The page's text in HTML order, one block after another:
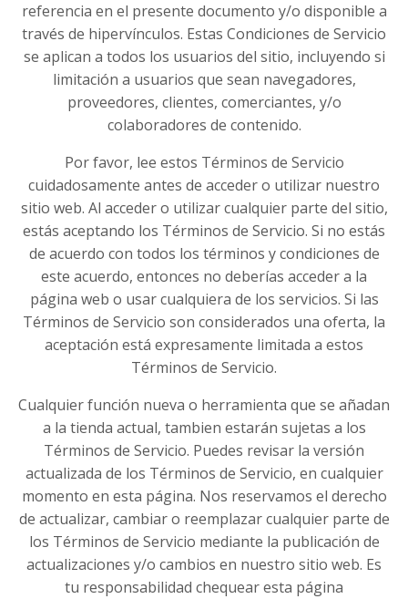
referencia en el presente documento y/o disponible a
través de hipervínculos. Estas Condiciones de Servicio
se aplican a todos los usuarios del sitio, incluyendo si
limitación a usuarios que sean navegadores,
proveedores, clientes, comerciantes, y/o
colaboradores de contenido.
Por favor, lee estos Términos de Servicio
cuidadosamente antes de acceder o utilizar nuestro
sitio web. Al acceder o utilizar cualquier parte del sitio,
estás aceptando los Términos de Servicio. Si no estás
de acuerdo con todos los términos y condiciones de
este acuerdo, entonces no deberías acceder a la
página web o usar cualquiera de los servicios. Si las
Términos de Servicio son considerados una oferta, la
aceptación está expresamente limitada a estos
Términos de Servicio.
Cualquier función nueva o herramienta que se añadan
a la tienda actual, tambien estarán sujetas a los
Términos de Servicio. Puedes revisar la versión
actualizada de los Términos de Servicio, en cualquier
momento en esta página. Nos reservamos el derecho
de actualizar, cambiar o reemplazar cualquier parte de
los Términos de Servicio mediante la publicación de
actualizaciones y/o cambios en nuestro sitio web. Es
tu responsabilidad chequear esta página